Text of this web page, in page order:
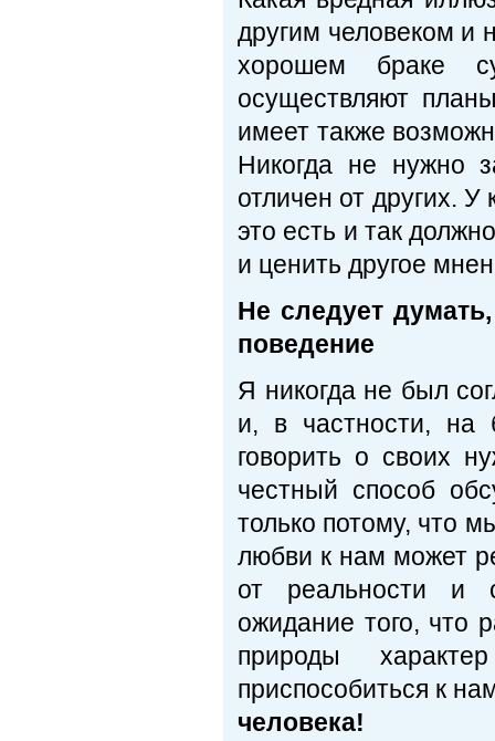
другим человеком и
хорошем браке
осуществляют
имеет также
Никогда не нужно
отличен от других.
это есть и так
и ценить другое
Не следует
поведение
Я никогда не был
и, в частности, на
говорить о своих
честный способ
только потому, что
любви к нам может
от реальности и
ожидание того, что
природы
приспособиться к
человека!